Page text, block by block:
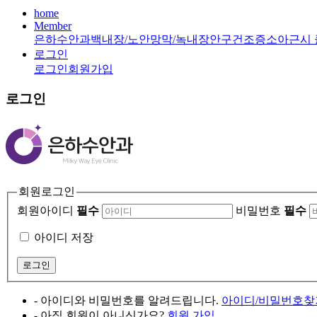
home
Member
은하수안과백내장/노안망막/녹내장안구건조증소아근시
로그인
로그인회원가입
로그인
회원로그인
회원아이디 필수 비밀번호 필수
아이디 저장
- 아이디와 비밀번호를 알려드립니다. 아이디/비밀번호찾